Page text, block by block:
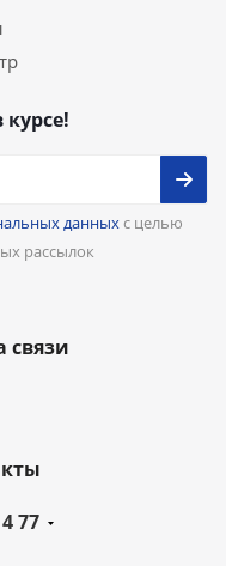
курсе!
данныхс целью
рассылок
связи
77